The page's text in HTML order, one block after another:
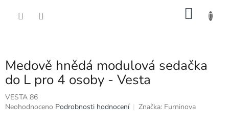
Medově hnědá modulová sedačka
do L pro 4 osoby - Vesta
VESTA 86
Průměrné
Neohodnoceno Podrobnosti hodnocení Značka: Furninova